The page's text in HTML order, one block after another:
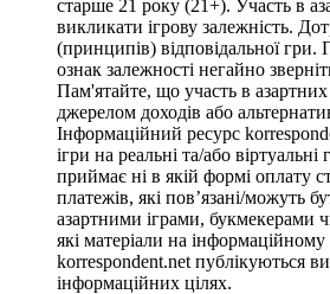
старше 21 року (21+). Участь в
викликати ігрову залежність.
(принципів) відповідальної
ознак залежності негайно
Пам'ятайте, що участь в
джерелом доходів або
Інформаційний ресурс
ігри на реальні та/або
приймає ні в якій формі оплату
платежів, які пов’язані/можуть
азартними іграми, букмекерами
які матеріали на інформаційному
korrespondent.net публікуються
інформаційних цілях.